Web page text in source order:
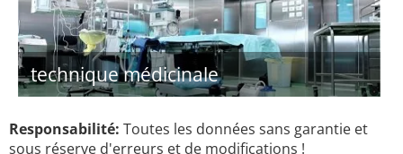
technique médicinale
Responsabilité: Toutes les données sans garantie et
sous réserve d'erreurs et de modifications !